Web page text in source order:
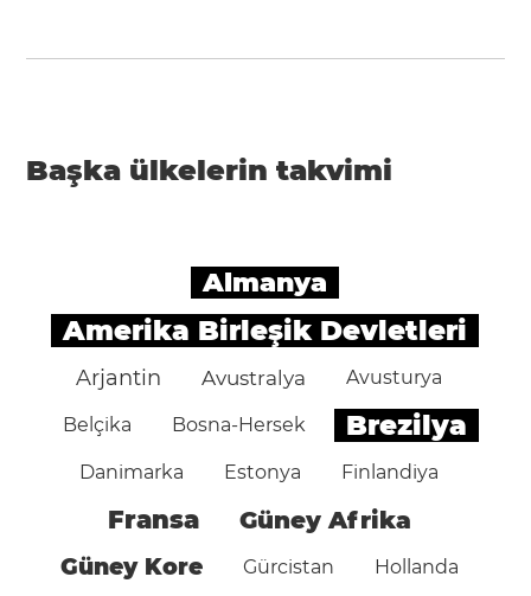
Başka ülkelerin takvimi
Almanya
Amerika Birleşik Devletleri
Arjantin Avustralya Avusturya
Belçika Bosna-Hersek Brezilya
Danimarka Estonya Finlandiya
Fransa Güney Afrika
Güney Kore Gürcistan Hollanda